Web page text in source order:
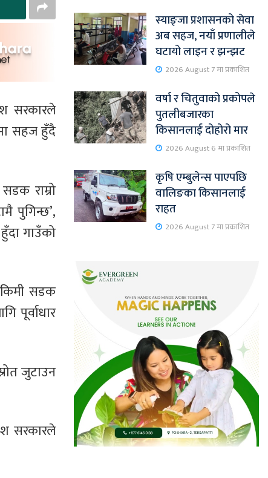
सरकारले
सहज हुँदै
राम्रो
पुगिन्छ’,
गाउँको
किमी सडक
पूर्वाधार
जुटाउन
सरकारले
स्याङ्जा प्रशासनको सेवा
अब सहज, नयाँ प्रणालीले
घटायो लाइन र झन्झट
2026 August 7 मा प्रकाशित
वर्षा र चितुवाको प्रकोपले
पुतलीबजारका
किसानलाई दोहोरो मार
2026 August 6 मा प्रकाशित
कृषि एम्बुलेन्स पाएपछि
वालिङका किसानलाई
राहत
2026 August 7 मा प्रकाशित